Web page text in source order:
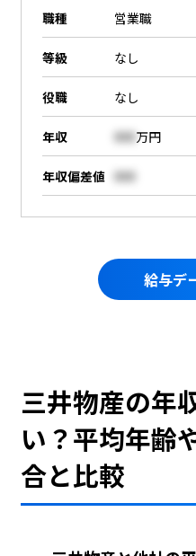
職種 営業職
等級 なし
役職 なし
年収 000万円
年収偏差値 000
給与デ
三井物産の年
い？平均年齢
合と比較